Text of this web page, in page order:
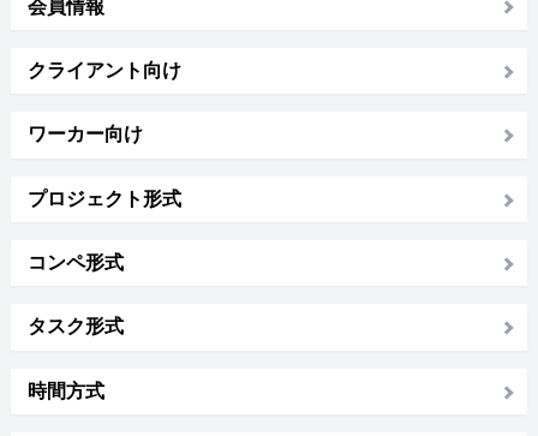
会員情報
クライアント向け
ワーカー向け
プロジェクト形式
コンペ形式
タスク形式
時間方式